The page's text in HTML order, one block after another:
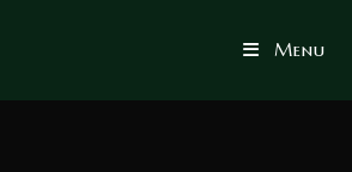
Menu